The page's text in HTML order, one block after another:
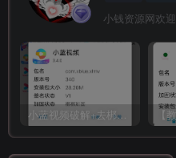
小钱资源网欢迎
小蓝视频破解+去梆梆加固教程